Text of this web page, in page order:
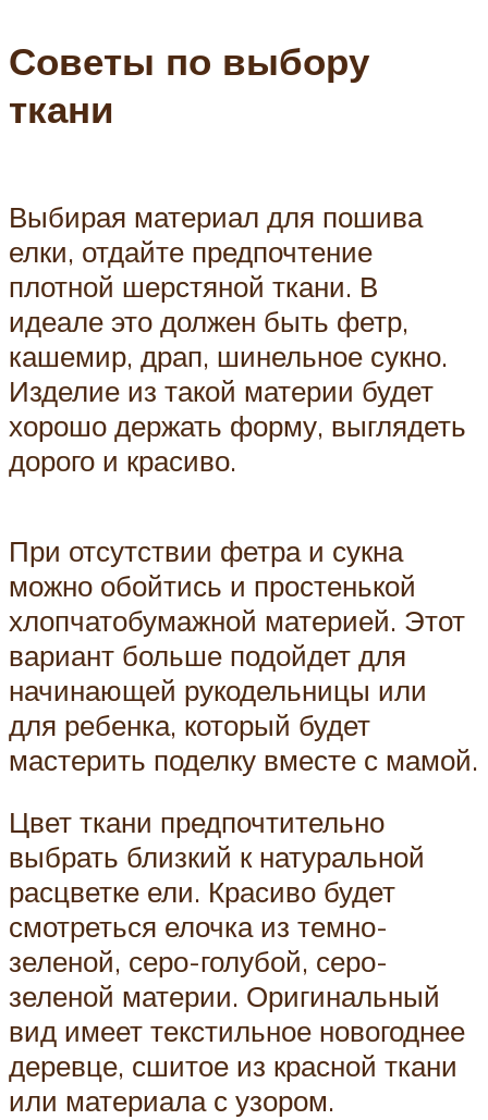
Советы по выбору
ткани
Выбирая материал для пошива
елки, отдайте предпочтение
плотной шерстяной ткани. В
идеале это должен быть фетр,
кашемир, драп, шинельное сукно.
Изделие из такой материи будет
хорошо держать форму, выглядеть
дорого и красиво.
При отсутствии фетра и сукна
можно обойтись и простенькой
хлопчатобумажной материей. Этот
вариант больше подойдет для
начинающей рукодельницы или
для ребенка, который будет
мастерить поделку вместе с мамой.
Цвет ткани предпочтительно
выбрать близкий к натуральной
расцветке ели. Красиво будет
смотреться елочка из темно-
зеленой, серо-голубой, серо-
зеленой материи. Оригинальный
вид имеет текстильное новогоднее
деревце, сшитое из красной ткани
или материала с узором.